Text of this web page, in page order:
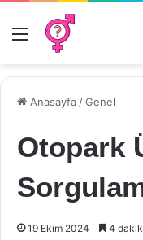
Menü
Anasayfa /Genel
Otopark
19 Ekim 2024 4